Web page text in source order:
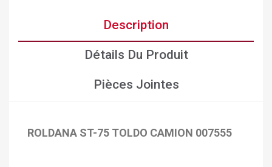
Créer une liste d'envies ×
Connexion
Description
Détails Du Produit
Pièces Jointes
ROLDANA ST-75 TOLDO CAMION 007555